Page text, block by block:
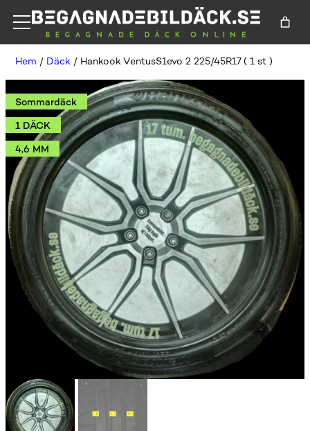
Hem / Däck / Hankook VentusS1evo 2 225/45R17 ( 1 st )
Sommardäck
1 DÄCK
4,6 MM